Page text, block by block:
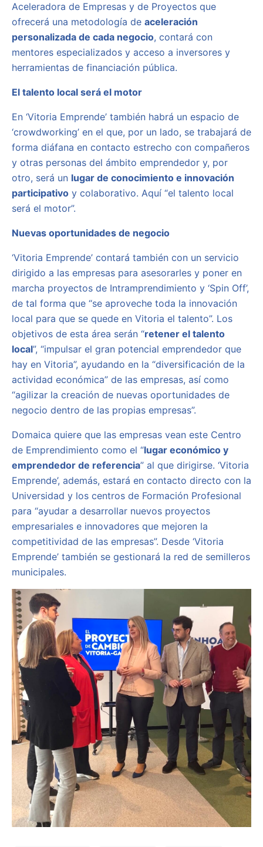
Aceleradora de Empresas y de Proyectos que
ofrecerá una metodología de aceleración
personalizada de cada negocio, contará con
mentores especializados y acceso a inversores y
herramientas de financiación pública.
El talento local será el motor
En ‘Vitoria Emprende’ también habrá un espacio de
‘crowdworking’ en el que, por un lado, se trabajará de
forma diáfana en contacto estrecho con compañeros
y otras personas del ámbito emprendedor y, por
otro, será un lugar de conocimiento e innovación
participativo y colaborativo. Aquí “el talento local
será el motor”.
Nuevas oportunidades de negocio
‘Vitoria Emprende’ contará también con un servicio
dirigido a las empresas para asesorarles y poner en
marcha proyectos de Intramprendimiento y ‘Spin Off’,
de tal forma que “se aproveche toda la innovación
local para que se quede en Vitoria el talento”. Los
objetivos de esta área serán “retener el talento
local”, “impulsar el gran potencial emprendedor que
hay en Vitoria”, ayudando en la “diversificación de la
actividad económica” de las empresas, así como
“agilizar la creación de nuevas oportunidades de
negocio dentro de las propias empresas”.
Domaica quiere que las empresas vean este Centro
de Emprendimiento como el “lugar económico y
emprendedor de referencia” al que dirigirse. ‘Vitoria
Emprende’, además, estará en contacto directo con la
Universidad y los centros de Formación Profesional
para “ayudar a desarrollar nuevos proyectos
empresariales e innovadores que mejoren la
competitividad de las empresas”. Desde ‘Vitoria
Emprende’ también se gestionará la red de semilleros
municipales.